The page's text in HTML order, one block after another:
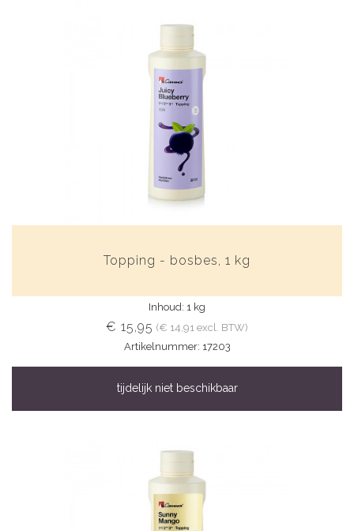
Topping - bosbes, 1 kg
Inhoud: 1 kg
€ 15,95 (€ 14,91 excl. BTW)
Artikelnummer: 17203
tijdelijk niet beschikbaar